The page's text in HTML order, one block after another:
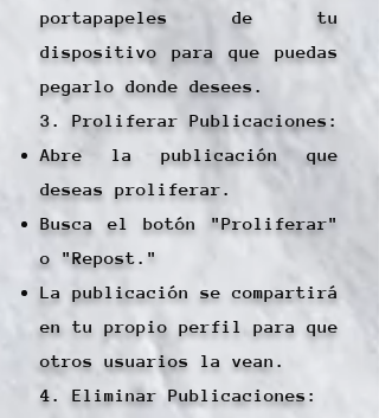
portapapeles de tu
dispositivo para que puedas
pegarlo donde desees.
3. Proliferar Publicaciones:
Abre la publicación que
deseas proliferar.
Busca el botón "Proliferar"
o "Repost."
La publicación se compartirá
en tu propio perfil para que
otros usuarios la vean.
4. Eliminar Publicaciones: